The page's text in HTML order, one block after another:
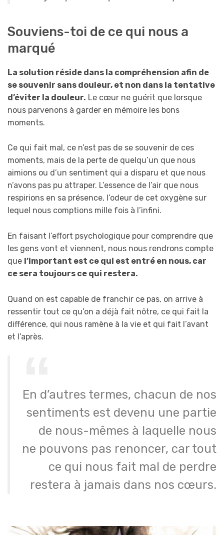
Souviens-toi de ce qui nous a
marqué
La solution réside dans la compréhension afin de
se souvenir sans douleur, et non dans la tentative
d’éviter la douleur. Le cœur ne guérit que lorsque
nous parvenons à garder en mémoire les bons
moments.
Ce qui fait mal, ce n’est pas de se souvenir de ces
moments, mais de la perte de quelqu’un que nous
aimions ou d’un sentiment qui a disparu et que nous
n’avons pas pu attraper. L’essence de l’air que nous
respirions en sa présence, l’odeur de cet oxygène sur
lequel nous comptions mille fois à l’infini.
En faisant l’effort psychologique pour comprendre que
les gens vont et viennent, nous nous rendrons compte
que l’important est ce qui est entré en nous, car
ce sera toujours ce qui restera.
Quand on est capable de franchir ce pas, on arrive à
ressentir tout ce qu’on a déjà fait nôtre, ce qui fait la
différence, qui nous ramène à la vie et qui fait l’avant
et l’après.
En d’autres termes, chacun de nos
sentiments est devenu une partie
de nous-mêmes à laquelle nous
ne pouvons pas renoncer, car tout
ce qui nous fait mal de perdre
restera à jamais dans nos cœurs.